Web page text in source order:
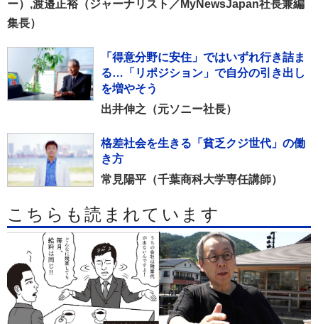
ー）,渡邉正裕（ジャーナリスト／MyNewsJapan社長兼編
集長）
「得意分野に安住」ではいずれ行き詰ま
る…「リポジション」で自分の引き出し
を増やそう
出井伸之（元ソニー社長）
格差社会を生きる「貧乏クジ世代」の働
き方
常見陽平（千葉商科大学専任講師）
こちらも読まれています